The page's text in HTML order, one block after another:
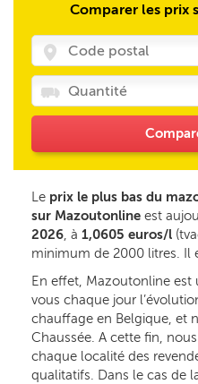
Comparer les prix
Le prix le plus bas du
sur Mazoutonline est
2026, à 1,0605 euros/l
minimum de 2000 litres. Il
En effet, Mazoutonline
vous chaque jour
chauffage en Belgique, et
Chaussée. A cette fin,
chaque localité des
qualitatifs. Dans le cas de